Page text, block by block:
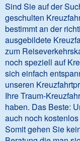
Sind Sie auf der
geschulten
bestimmt an der
ausgebildete
zum
noch speziell auf
sich einfach
unseren
Ihre Traum-
haben. Das Beste:
auch noch
Somit gehen Sie